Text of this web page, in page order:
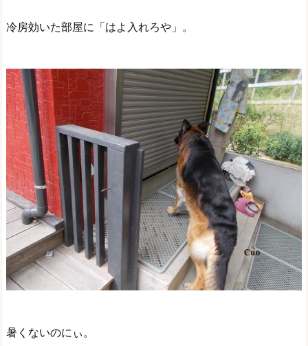
冷房効いた部屋に「はよ入れろや」。
暑くないのにぃ。